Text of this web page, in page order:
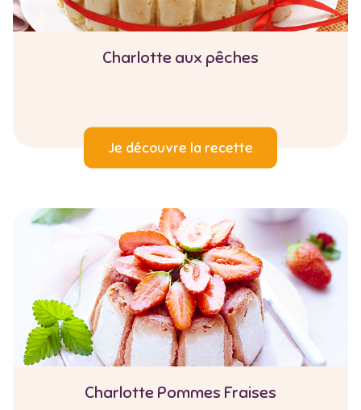
Charlotte aux pêches
Je découvre la recette
Charlotte Pommes Fraises